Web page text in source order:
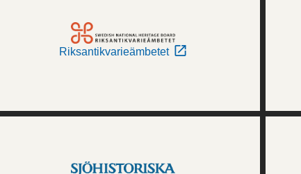
Riksantikvarieämbetet